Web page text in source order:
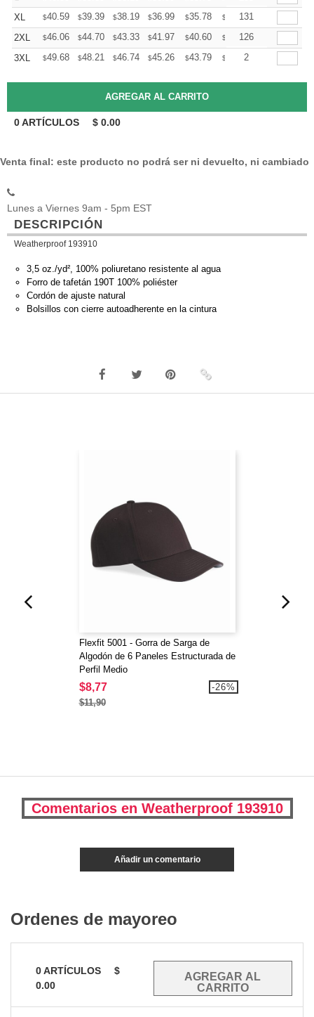
XL
$40.59 $39.39 $38.19 $36.99 $35.78 $ 35.18
131
2XL
$46.06 $44.70 $43.33 $41.97 $40.60 $ 39.92
126
3XL
$49.68 $48.21 $46.74 $45.26 $43.79 $ 43.06
2
0ARTÍCULOS $ 0.00
Venta final: este producto no podrá ser ni devuelto, ni cambiado
Lunes a Viernes 9am - 5pm EST
DESCRIPCIÓN
Weatherproof 193910
3,5 oz./yd², 100% poliuretano resistente al agua
Forro de tafetán 190T 100% poliéster
Cordón de ajuste natural
Bolsillos con cierre autoadherente en la cintura
Flexfit 5001 - Gorra de Sarga de
Algodón de 6 Paneles Estructurada de
Perfil Medio
$8,77
$11,90
-26%
Comentarios en Weatherproof 193910
Añadir un comentario
Ordenes de mayoreo
0ARTÍCULOS
$
0.00